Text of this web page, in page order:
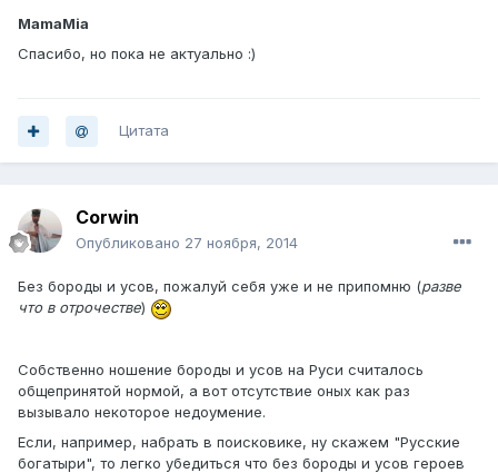
MamaMia
Спасибо, но пока не актуально :)
Цитата
Corwin
Опубликовано 27 ноября, 2014
Без бороды и усов, пожалуй себя уже и не припомню (разве
что в отрочестве)
Собственно ношение бороды и усов на Руси считалось
общепринятой нормой, а вот отсутствие оных как раз
вызывало некоторое недоумение.
Если, например, набрать в поисковике, ну скажем "Русские
богатыри", то легко убедиться что без бороды и усов героев